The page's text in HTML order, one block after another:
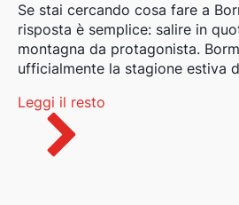
Se stai cercando cosa fare a
risposta è semplice: salire in
montagna da protagonista.
ufficialmente la stagione estiva
Leggi il resto